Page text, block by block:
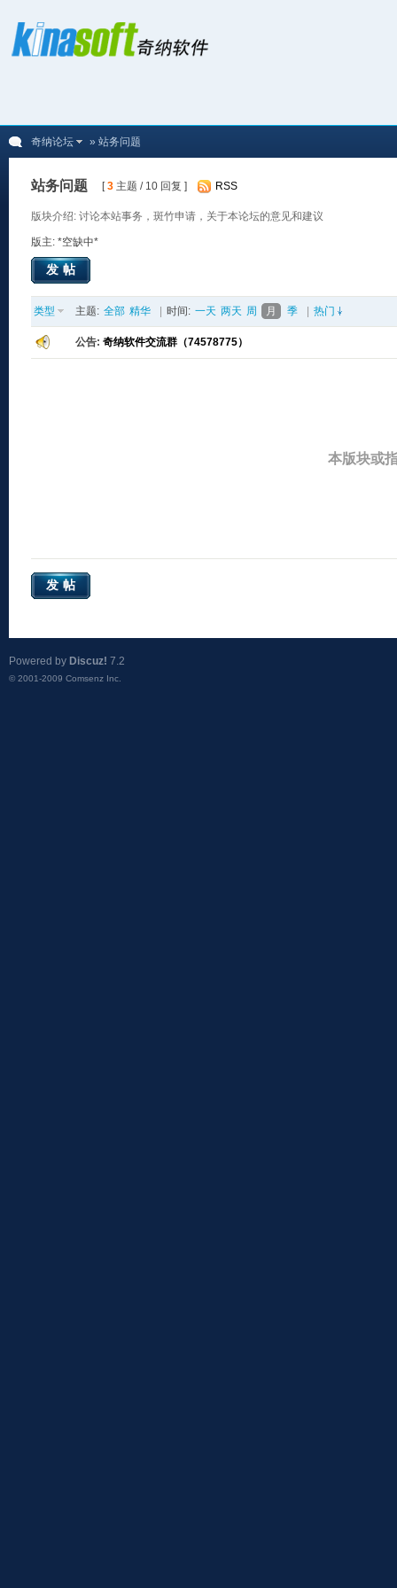
奇纳论坛 » 站务问题
站务问题 [3 主题 / 10 回复 ] RSS
版块介绍: 讨论本站事务，斑竹申请，关于本论坛的意见和建议
版主: *空缺中*
发帖
类型 主题: 全部 精华 时间: 一天 两天 周 月 季 热门
公告: 奇纳软件交流群（74578775）
本版块或
发帖
Powered by Discuz! 7.2
© 2001-2009 Comsenz Inc.